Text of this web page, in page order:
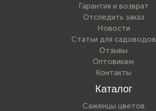
Гарантия и возврат
Отследить заказ
Новости
Статьи для садоводов
Отзывы
Оптовикам
Контакты
Каталог
Саженцы цветов